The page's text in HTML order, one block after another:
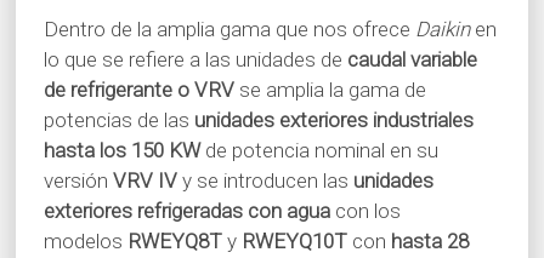
Dentro de la amplia gama que nos ofrece Daikinen
lo que se refiere a las unidades de caudal variable
de refrigerante o VRVse amplia la gama de
potencias de las unidades exteriores industriales
hasta los 150 KWde potencia nominal en su
versión VRV IVy se introducen las unidades
exteriores refrigeradas con aguacon los
modelos RWEYQ8T yRWEYQ10Tcon hasta 28